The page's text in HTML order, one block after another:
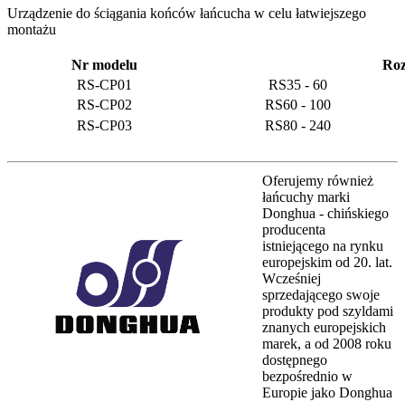
Urządzenie do ściągania końców łańcucha w celu łatwiejszego
montażu
Nr modelu
RS-CP01
RS35 - 60
RS-CP02
RS60 - 100
RS-CP03
RS80 - 240
Oferujemy również
łańcuchy marki
Donghua - chińskiego
producenta
istniejącego na rynku
europejskim od 20. lat.
Wcześniej
sprzedającego swoje
produkty pod szyldami
znanych europejskich
marek, a od 2008 roku
dostępnego
bezpośrednio w
Europie jako Donghua